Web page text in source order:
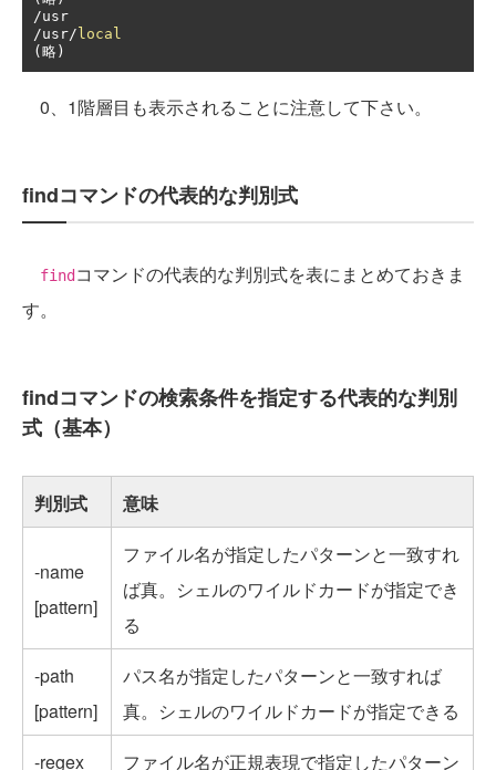
/
/usr/ local
(略)
0、1階層目も表示されることに注意して下さい。
findコマンドの代表的な判別式
find コマンドの代表的な判別式を表にまとめておきま
す。
findコマンドの検索条件を指定する代表的な判別
式（基本）
判別式 意味
-name
[pattern]
ファイル名が指定したパターンと一致すれ
ば真。シェルのワイルドカードが指定でき
る
-path
[pattern]
パス名が指定したパターンと一致すれば
真。シェルのワイルドカードが指定できる
-regex
ファイル名が正規表現で指定したパターン